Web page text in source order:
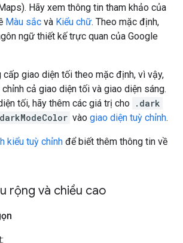
Hãy xem thông tin tham khảo của
Màu sắc và Kiểu chữ. Theo mặc định,
ngữ thiết kế trực quan của Google
cấp giao diện tối theo mặc định, vì vậy,
cả giao diện tối và giao diện sáng.
tối, hãy thêm các giá trị cho .dark
vào giao diện tuỳ chỉnh.
kiểu tuỳ chỉnh để biết thêm thông tin về
rộng và chiều cao